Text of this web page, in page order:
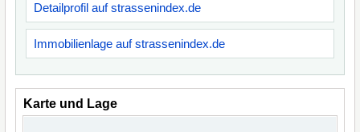
Detailprofil auf strassenindex.de
Immobilienlage auf strassenindex.de
Karte und Lage